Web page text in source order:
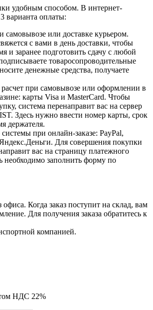
удобным способом. В интернет-
варианта оплаты:
или доставке курьером.
с вами в день доставки, чтобы
и заранее подготовить сдачу с любой
товаросопроводительные
денежные средства, получаете
при самовывозе или оформлении в
карты Visa и MasterCard. Чтобы
система перенаправит вас на сервер
Здесь нужно ввести номер карты, срок
держателя.
при онлайн-заказе: PayPal,
Для совершения покупки
вас на страницу платежного
необходимо заполнить форму по
Когда заказ поступит на склад, вам
Для получения заказа обратитесь к
компанией.
НДС 22%